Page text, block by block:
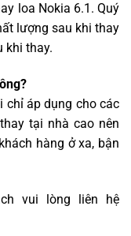
loa Nokia 6.1. Quý
lượng sau khi thay
khi thay.
chỉ áp dụng cho các
tại nhà cao nên
hàng ở xa, bận
vui lòng liên hệ